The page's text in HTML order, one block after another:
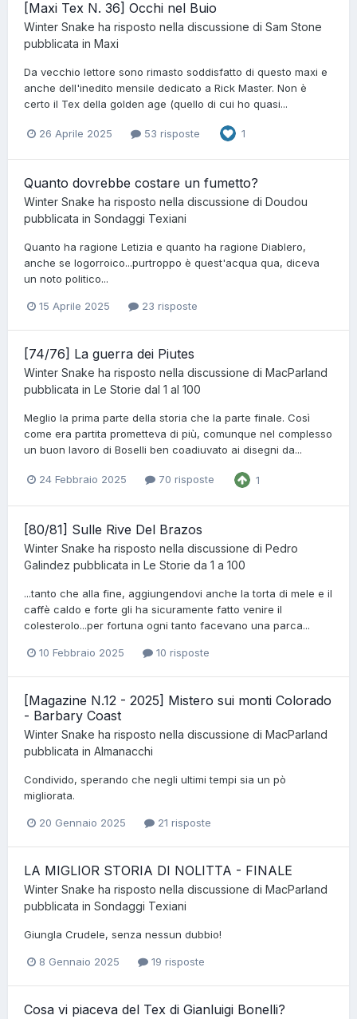
[Maxi Tex N. 36] Occhi nel Buio
Winter Snake ha risposto nella discussione di Sam Stone
pubblicata in Maxi
Da vecchio lettore sono rimasto soddisfatto di questo maxi e
anche dell'inedito mensile dedicato a Rick Master. Non è
certo il Tex della golden age (quello di cui ho quasi...
26 Aprile 2025 53 risposte 1
Quanto dovrebbe costare un fumetto?
Winter Snake ha risposto nella discussione di Doudou
pubblicata in Sondaggi Texiani
Quanto ha ragione Letizia e quanto ha ragione Diablero,
anche se logorroico...purtroppo è quest'acqua qua, diceva
un noto politico...
15 Aprile 2025 23 risposte
[74/76] La guerra dei Piutes
Winter Snake ha risposto nella discussione di MacParland
pubblicata in Le Storie dal 1 al 100
Meglio la prima parte della storia che la parte finale. Così
come era partita prometteva di più, comunque nel complesso
un buon lavoro di Boselli ben coadiuvato ai disegni da...
24 Febbraio 2025 70 risposte 1
[80/81] Sulle Rive Del Brazos
Winter Snake ha risposto nella discussione di Pedro
Galindez pubblicata in Le Storie da 1 a 100
...tanto che alla fine, aggiungendovi anche la torta di mele e il
caffè caldo e forte gli ha sicuramente fatto venire il
colesterolo...per fortuna ogni tanto facevano una parca...
10 Febbraio 2025 10 risposte
[Magazine N.12 - 2025] Mistero sui monti Colorado
- Barbary Coast
Winter Snake ha risposto nella discussione di MacParland
pubblicata in Almanacchi
Condivido, sperando che negli ultimi tempi sia un pò
migliorata.
20 Gennaio 2025 21 risposte
LA MIGLIOR STORIA DI NOLITTA - FINALE
Winter Snake ha risposto nella discussione di MacParland
pubblicata in Sondaggi Texiani
Giungla Crudele, senza nessun dubbio!
8 Gennaio 2025 19 risposte
Cosa vi piaceva del Tex di Gianluigi Bonelli?